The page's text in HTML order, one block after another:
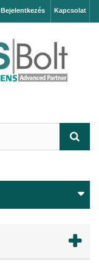
Kapcsolat
Bejelentkezés